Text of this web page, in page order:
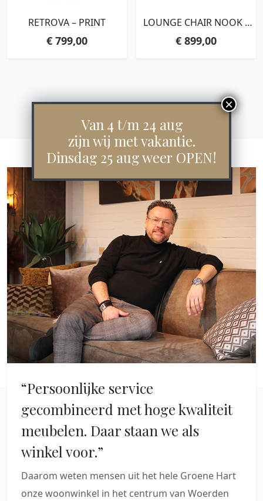
RETROVA – PRINT
€799,00
LOUNGE CHAIR NOOK –
€ 899,00
“Persoonlijke service
gecombineerd met hoge kwaliteit
meubelen. Daar staan we als
winkel voor.”
Daarom weten mensen uit het hele Groene Hart
onze woonwinkel in het centrum van Woerden
Van 4 t/m 24 aug
zijn wij met vakantie.
Dinsdag 25 aug weer OPEN!